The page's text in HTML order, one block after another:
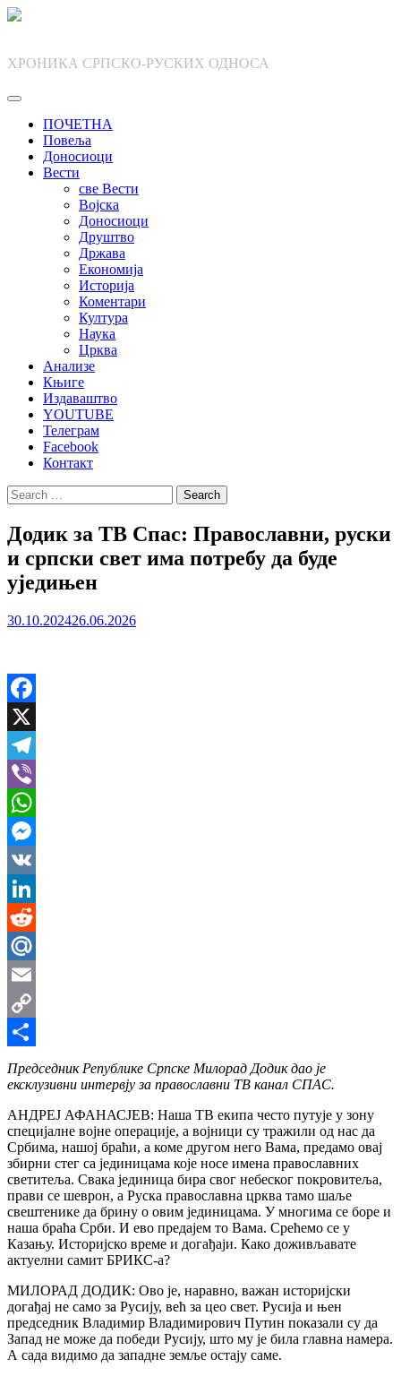
Skip
ХРОНИКА СРПСКО-РУСКИХ ОДНОСА
ПОЧЕТНА
Повеља
Доносиоци
Вести
све Вести
Војска
Доносиоци
Друштво
Држава
Економија
Историја
Коментари
Култура
Наука
Црква
Анализе
Књиге
Издаваштво
YOUTUBE
Телеграм
Facebook
Контакт
Search
for:
Додик за ТВ Спас: Православни, руски
и српски свет има потребу да буде
уједињен
30.10.202426.06.2026
Facebook
X
Telegram
Viber
WhatsApp
Messenger
VK
LinkedIn
Reddit
Mail.Ru
Email
Copy
Link
Share
Председник Републике Српске Милорад Додик дао је
ексклузивни интервју за православни ТВ канал СПАС.
АНДРЕЈ АФАНАСЈЕВ: Наша ТВ екипа често путује у зону
специјалне војне операције, а војници су тражили од нас да
Србима, нашој браћи, а коме другом него Вама, предамо овај
збирни стег са јединицама које носе имена православних
светитеља. Свака јединица бира свог небеског покровитеља,
прави се шеврон, а Руска православна црква тамо шаље
свештенике да брину о овим јединицама. У многима се боре и
наша браћа Срби. И ево предајем то Вама. Срећемо се у
Казању. Историјско време и догађаји. Како доживљавате
актуелни самит БРИКС-а?
МИЛОРАД ДОДИК: Ово је, наравно, важан историјски
догађај не само за Русију, већ за цео свет. Русија и њен
председник Владимир Владимирович Путин показали су да
Запад не може да победи Русију, што му је била главна намера.
А сада видимо да западне земље остају саме.